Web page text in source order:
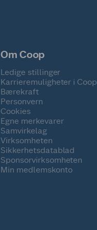
Om Coop
Ledige stillinger
Karrieremuligheter i Coop
Bærekraft
Personvern
Cookies
Egne merkevarer
Samvirkelag
Virksomheten
Sikkerhetsdatablad
Sponsorvirksomheten
Min medlemskonto